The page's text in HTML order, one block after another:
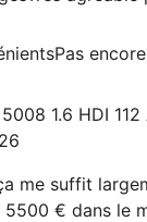
Pas
5008 1.6 HDI 112
me suffit
€ dans le